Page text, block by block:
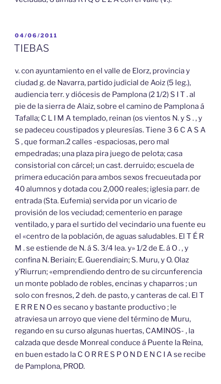
PUBLICADO
EL
04/06/2011
TIEBAS
v. con ayuntamiento en el valle de Elorz, provincia y
ciudad g. de Navarra, partido judicial de Aoiz (5 leg.),
audiencia terr. y diócesis de Pamplona (2 1/2) S I T . al
pie de la sierra de Alaiz, sobre el camino de Pamplona á
Tafalla; C L I M A templado, reinan (os vientos N. y S . , y
se padeceu coustipados y pleuresías. Tiene 3 6 C A S A
S , que forman.2 calles -espaciosas, pero mal
empedradas; una plaza pira juego de pelota; casa
consistorial con cárcel; un cast. derruido; escuela de
primera educación para ambos sexos frecueutada por
40 alumnos y dotada cou 2,000 reales; iglesia parr. de
entrada (Sta. Eufemia) servida por un vicario de
provisión de los veciudad; cementerio en parage
ventilado, y para el surtido del vecindario una fuente eu
el «centro de la población, de aguas saludables. El T É R
M . se estiende de N. á S. 3/4 lea. y» 1/2 de E. á O . , y
confina N. Beriain; E. Guerendiain; S. Muru, y O. Olaz
y’Riurrun; «emprendiendo dentro de su circunferencia
un monte poblado de robles, encinas y chaparros ; un
solo con fresnos, 2 deh. de pasto, y canteras de cal. El T
E R R E N O es secano y bastante productivo ; le
atraviesa un arroyo que viene del término de Muru,
regando en su curso algunas huertas, CAMINOS- , la
calzada que desde Monreal conduce á Puente la Reina,
en buen estado la C O R R E S P O N D E N C I A se recibe
de Pamplona, PROD.